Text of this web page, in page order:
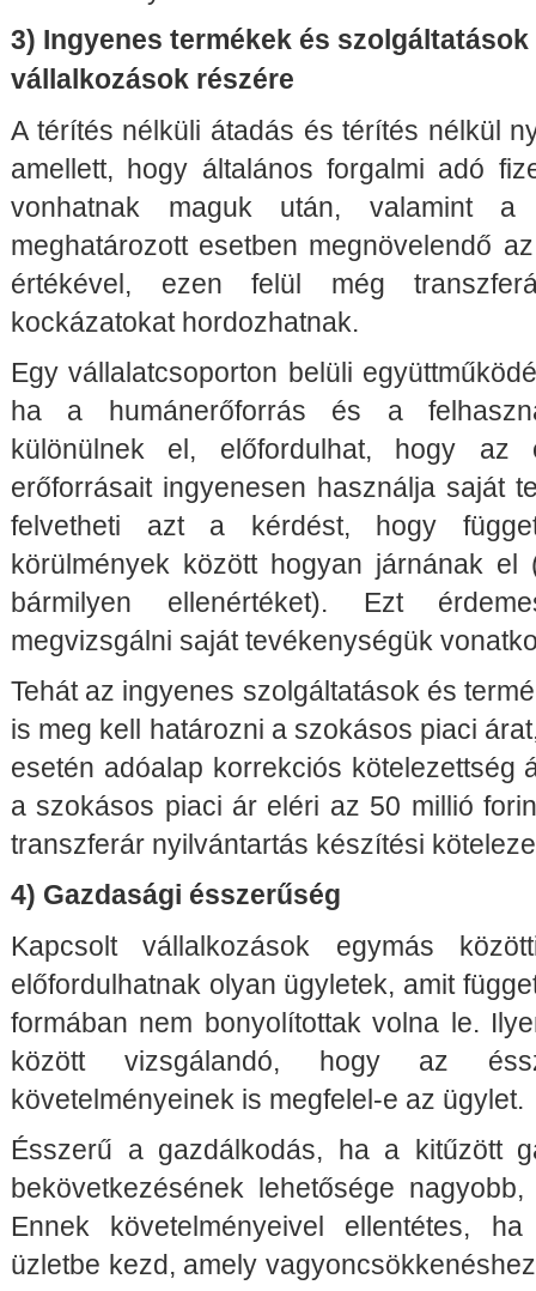
3) Ingyenes termékek és
vállalkozások részére
A térítés nélküli átadás és térítés nélkül
amellett, hogy általános forgalmi adó
vonhatnak maguk után, valamint a
meghatározott esetben megnövelendő
értékével, ezen felül még
kockázatokat hordozhatnak.
Egy vállalatcsoporton belüli
ha a humánerőforrás és a
különülnek el, előfordulhat, hogy
erőforrásait ingyenesen használja saját
felvetheti azt a kérdést, hogy
körülmények között hogyan járnának el
bármilyen ellenértéket). Ezt
megvizsgálni saját tevékenységük
Tehát az ingyenes szolgáltatások és
is meg kell határozni a szokásos piaci
esetén adóalap korrekciós kötelezettség
a szokásos piaci ár eléri az 50 millió
transzferár nyilvántartás készítési
4) Gazdasági ésszerűség
Kapcsolt vállalkozások egymás
előfordulhatnak olyan ügyletek, amit
formában nem bonyolítottak volna le.
között vizsgálandó, hogy az
követelményeinek is megfelel-e az ügylet.
Ésszerű a gazdálkodás, ha a kitűzött
bekövetkezésének lehetősége
Ennek követelményeivel ellentétes,
üzletbe kezd, amely